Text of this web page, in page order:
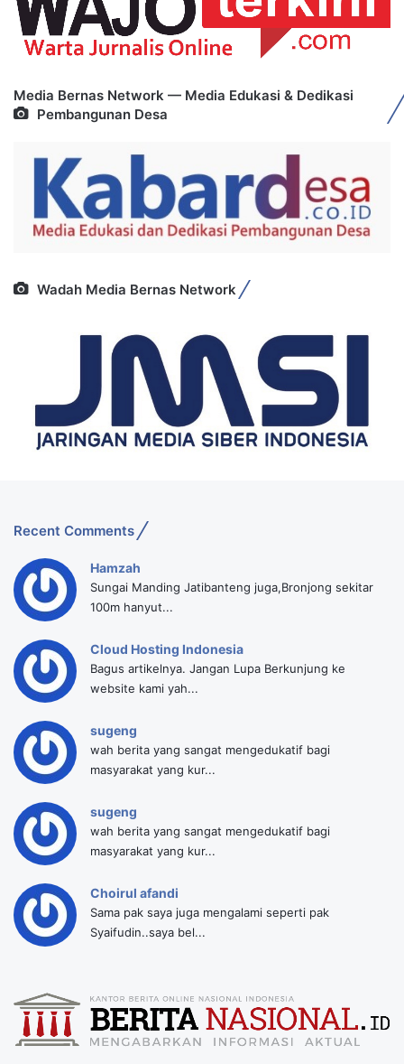
Media Bernas Network — Media Edukasi & Dedikasi
Pembangunan Desa
Wadah Media Bernas Network
Recent Comments
Hamzah
Sungai Manding Jatibanteng juga,Bronjong sekitar
100m hanyut...
Cloud Hosting Indonesia
Bagus artikelnya. Jangan Lupa Berkunjung ke
website kami yah...
sugeng
wah berita yang sangat mengedukatif bagi
masyarakat yang kur...
sugeng
wah berita yang sangat mengedukatif bagi
masyarakat yang kur...
Choirul afandi
Sama pak saya juga mengalami seperti pak
Syaifudin..saya bel...